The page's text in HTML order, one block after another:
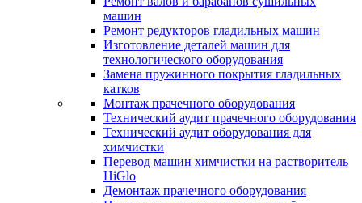
машин
Ремонт редукторов гладильных машин
Изготовление деталей машин для
технологического оборудования
Замена пружинного покрытия гладильных
катков
Монтаж прачечного оборудования
Технический аудит прачечного оборудования
Технический аудит оборудования для
химчистки
Перевод машин химчистки на растворитель
HiGlo
Демонтаж прачечного оборудования